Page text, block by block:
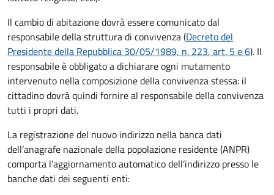
Il cambio di abitazione dovrà essere comunicato dal
responsabile della struttura di convivenza (Decreto del
Presidente della Repubblica 30/05/1989, n. 223, art. 5 e 6). Il
responsabile è obbligato a dichiarare ogni mutamento
intervenuto nella composizione della convivenza stessa: il
cittadino dovrà quindi fornire al responsabile della convivenza
tutti i propri dati.
La registrazione del nuovo indirizzo nella banca dati
dell’anagrafe nazionale della popolazione residente (ANPR)
comporta l’aggiornamento automatico dell’indirizzo presso le
banche dati dei seguenti enti: